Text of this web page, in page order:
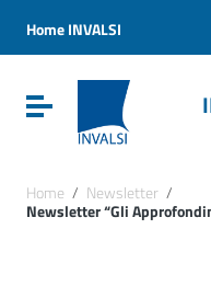
Vai al menu di
Vai al footer
Home INVALSI
Attiva / disattiva la
Home / Newsletter /
Newsletter “Gli